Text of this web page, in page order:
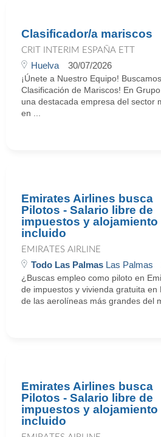
Clasificador/a mariscos
CRIT INTERIM ESPAÑA ETT
Huelva 30/07/2026
¡Únete a Nuestro Equipo!
Clasificación de Mariscos! En
una destacada empresa del sector
en ...
Emirates Airlines busca
Pilotos - Salario libre de
impuestos y alojamiento
incluido
EMIRATES AIRLINE
Todo Las Palmas Las Palmas
¿Buscas empleo como piloto en
de impuestos y vivienda gratuita en
de las aerolíneas más grandes del
Emirates Airlines busca
Pilotos - Salario libre de
impuestos y alojamiento
incluido